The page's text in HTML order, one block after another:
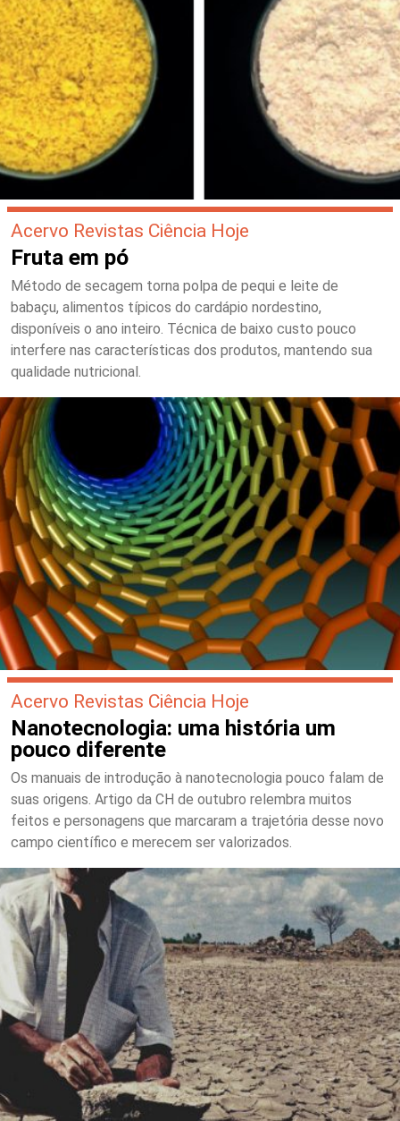
Acervo Revistas Ciência Hoje
Fruta em pó
Método de secagem torna polpa de pequi e leite de
babaçu, alimentos típicos do cardápio nordestino,
disponíveis o ano inteiro. Técnica de baixo custo pouco
interfere nas características dos produtos, mantendo sua
qualidade nutricional.
Acervo Revistas Ciência Hoje
Nanotecnologia: uma história um
pouco diferente
Os manuais de introdução à nanotecnologia pouco falam de
suas origens. Artigo da CH de outubro relembra muitos
feitos e personagens que marcaram a trajetória desse novo
campo científico e merecem ser valorizados.